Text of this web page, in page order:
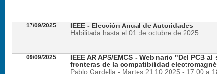
17/09/2025
IEEE - Elección Anual de Autoridades
Habilitada hasta el 01 de octubre de 2025
09/09/2025
IEEE AR APS/EMCS - Webinario "Del PCB
fronteras de la compatibilidad
Pablo Gardella - Martes 21.10.2025 - 17:00 a